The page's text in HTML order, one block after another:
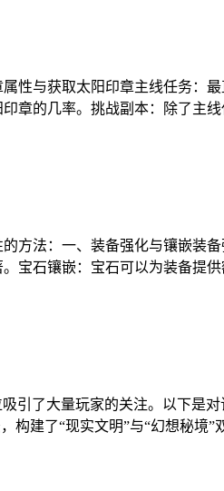
性与获取太阳印章主线任务：
章的几率。挑战副本：除了主线
方法：一、装备强化与镶嵌装
宝石镶嵌：宝石可以为装备提
引了大量玩家的关注。以下是
构建了“现实文明”与“幻想秘境”